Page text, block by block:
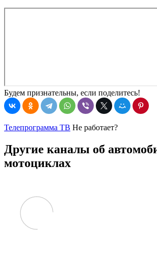
Будем признательны, если поделитесь!
Телепрограмма ТВ Не работает?
Другие каналы об
мотоциклах